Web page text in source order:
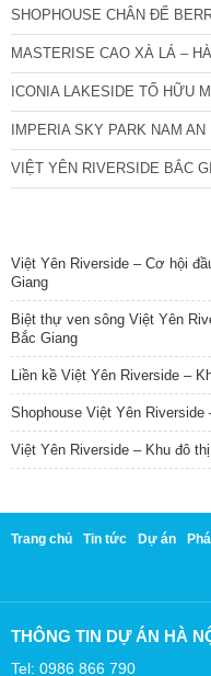
SHOPHOUSE CHÂN ĐẾ
MASTERISE CAO XÀ LÁ –
ICONIA LAKESIDE TỐ HỮU
IMPERIA SKY PARK NAM AN
VIỆT YÊN RIVERSIDE BẮC
Việt Yên Riverside – Cơ hội
Giang
Biệt thự ven sông Việt Yên
Bắc Giang
Liền kề Việt Yên Riverside –
Shophouse Việt Yên
Việt Yên Riverside – Khu đô
Trang chủ Tin tức Dự án
THÔNG TIN DỰ ÁN HÀ
Tel: 0986 866 790